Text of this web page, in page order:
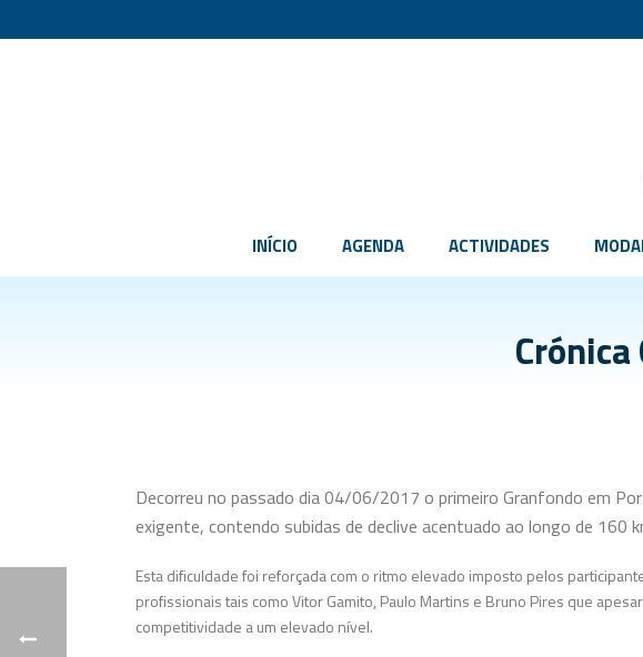
INÍCIO AGENDA ACTIVIDADES
Decorreu no passado dia 04/06/2017 o primeiro Granfondo em
exigente, contendo subidas de declive acentuado ao longo de 160
Esta dificuldade foi reforçada com o ritmo elevado imposto pelos
profissionais tais como Vitor Gamito, Paulo Martins e Bruno Pires que
competitividade a um elevado nível.